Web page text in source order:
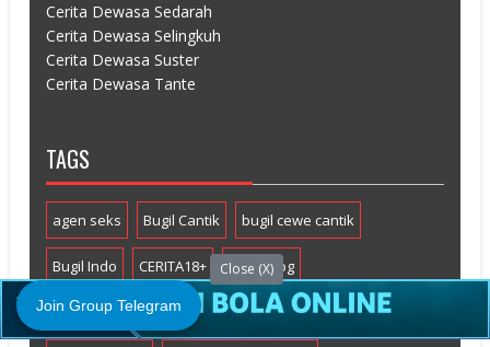
Cerita Dewasa Sedarah
Cerita Dewasa Selingkuh
Cerita Dewasa Suster
Cerita Dewasa Tante
TAGS
agen seks Bugil Cantik bugil cewe cantik
Bugil Indo CERITA18+ cerita abg
cerita ABG perawan cerita bokep cerita bugil
Close (X)
Join Group Telegram